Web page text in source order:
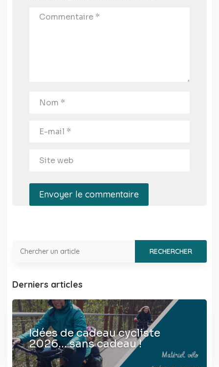
Envoyer le commentaire
Derniers articles
Idées de cadeau cycliste
2026… sans cadeau !